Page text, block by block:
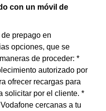
con un móvil de
prepago en
opciones, que se
de proceder: *
autorizado por
ofrecer recargas para
solicitar por el cliente. *
cercanas a tu